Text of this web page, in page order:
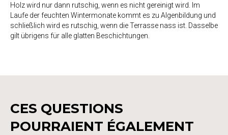
Holz wird nur dann rutschig, wenn es nicht gereinigt wird. Im
Laufe der feuchten Wintermonate kommt es zu Algenbildung und
schließlich wird es rutschig, wenn die Terrasse nass ist. Dasselbe
gilt übrigens für alle glatten Beschichtungen.
CES QUESTIONS
POURRAIENT ÉGALEMENT